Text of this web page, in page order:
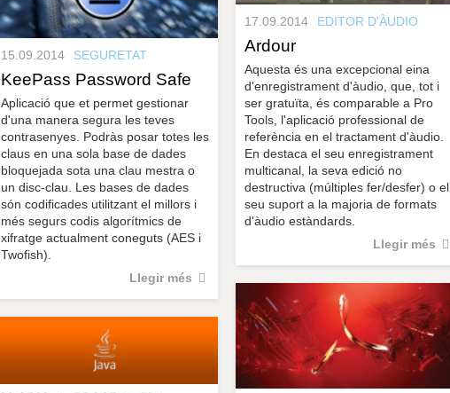
17.09.2014 EDITOR D'ÀUDIO
Ardour
Aquesta és una excepcional eina
d'enregistrament d'àudio, que, tot i
ser gratuïta, és comparable a Pro
Tools, l'aplicació professional de
referència en el tractament d'àudio.
En destaca el seu enregistrament
multicanal, la seva edició no
destructiva (múltiples fer/desfer) o el
seu suport a la majoria de formats
d'àudio estàndards.
Llegir més
15.09.2014 SEGURETAT
KeePass Password Safe
Aplicació que et permet gestionar
d'una manera segura les teves
contrasenyes. Podràs posar totes les
claus en una sola base de dades
bloquejada sota una clau mestra o
un disc-clau. Les bases de dades
són codificades utilitzant el millors i
més segurs codis algorítmics de
xifratge actualment coneguts (AES i
Twofish).
Llegir més